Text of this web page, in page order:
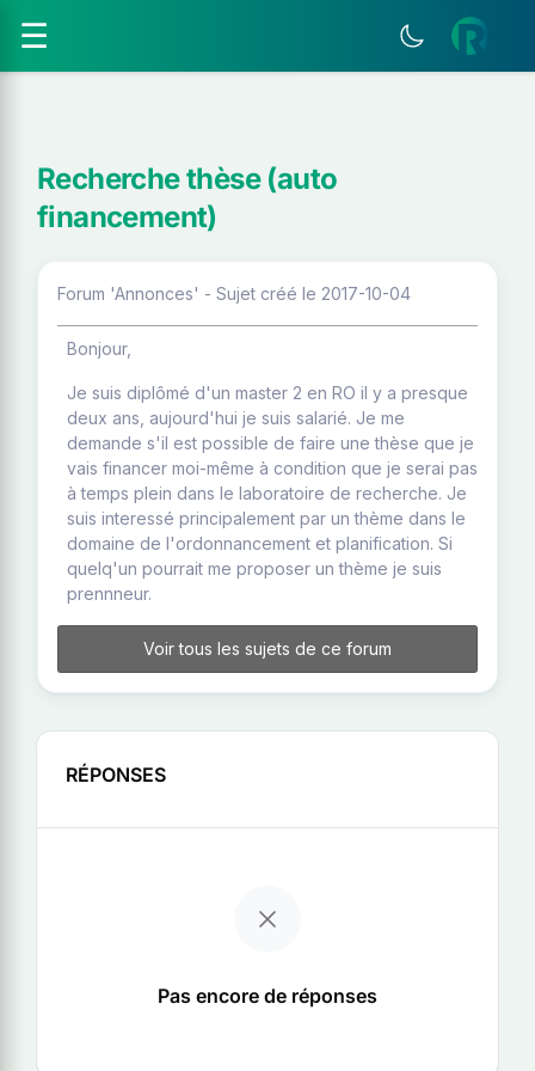
☰
Recherche thèse (auto
financement)
Forum 'Annonces' - Sujet créé le 2017-10-04
Bonjour,
Je suis diplômé d'un master 2 en RO il y a presque
deux ans, aujourd'hui je suis salarié. Je me
demande s'il est possible de faire une thèse que je
vais financer moi-même à condition que je serai pas
à temps plein dans le laboratoire de recherche. Je
suis interessé principalement par un thème dans le
domaine de l'ordonnancement et planification. Si
quelq'un pourrait me proposer un thème je suis
prennneur.
Voir tous les sujets de ce forum
RÉPONSES
Pas encore de réponses